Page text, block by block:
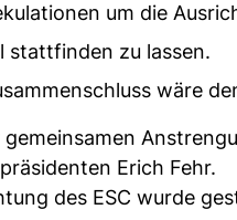
um die
stattfinden zu lassen.
wäre
Erich Fehr.
des ESC wurde